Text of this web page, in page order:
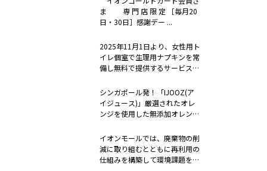
ま 専 門 店 限 定 ［毎月20
日・30日］感謝デー ...
2025年11月1日より、女性用ト
イレ個室で生理用ナプキンを常
備し無料で提供するサービス
シンガポール発！「IJOOZ(ア
イジュース)」厳選されたオレ
ンジを使用した無添加オレンジ
イオンモールでは、廃棄物の削
減に取り組むとともに再利用の
仕組みを構築して環境課題を解